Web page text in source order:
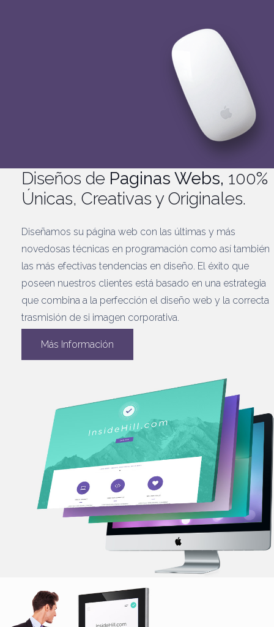
Diseños de Paginas Webs, 100%
Únicas, Creativas y Originales.
Diseñamos su página web con las últimas y más
novedosas técnicas en programación como así también
las más efectivas tendencias en diseño. El éxito que
poseen nuestros clientes está basado en una estrategia
que combina a la perfección el diseño web y la correcta
trasmisión de si imagen corporativa.
Más Información